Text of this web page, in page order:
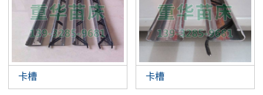
卡槽 卡槽